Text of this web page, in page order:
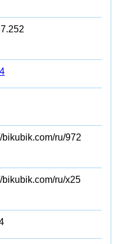
bikubik.com/ru/972
bikubik.com/ru/x25